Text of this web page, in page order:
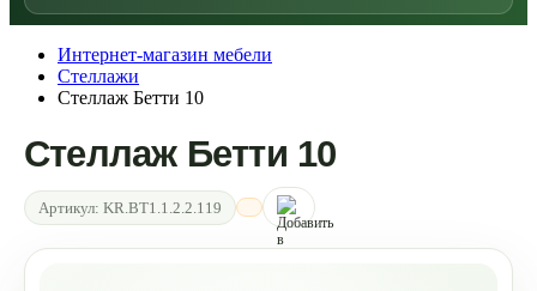
Интернет-магазин мебели
Стеллажи
Стеллаж Бетти 10
Стеллаж Бетти 10
Артикул: KR.BT1.1.2.2.119